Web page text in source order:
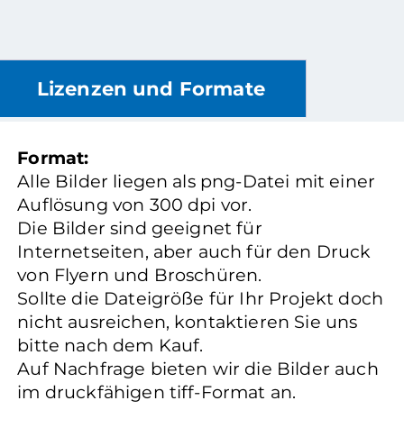
Lizenzen und Formate
Format:
Alle Bilder liegen als png-Datei mit einer
Auflösung von 300 dpi vor.
Die Bilder sind geeignet für
Internetseiten, aber auch für den Druck
von Flyern und Broschüren.
Sollte die Dateigröße für Ihr Projekt doch
nicht ausreichen, kontaktieren Sie uns
bitte nach dem Kauf.
Auf Nachfrage bieten wir die Bilder auch
im druckfähigen tiff-Format an.